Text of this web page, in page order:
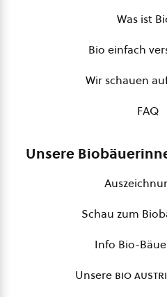
Was ist
Bio einfach
Wir schauen
FAQ
Unsere
Schau zum
Info Bio-
Unsere bio